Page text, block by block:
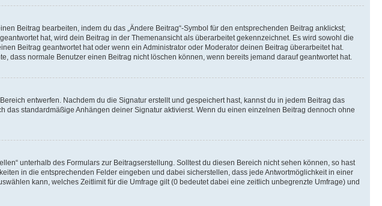
Beitrag bearbeiten, indem du das „Ändere Beitrag“-Symbol für den entsprechenden Beitrag anklickst;
hat, wird dein Beitrag in der Themenansicht als überarbeitet gekennzeichnet. Es wird sowohl die
Beitrag geantwortet hat oder wenn ein Administrator oder Moderator deinen Beitrag überarbeitet hat.
dass normale Benutzer einen Beitrag nicht löschen können, wenn bereits jemand darauf geantwortet hat.
entwerfen. Nachdem du die Signatur erstellt und gespeichert hast, kannst du in jedem Beitrag das
standardmäßige Anhängen deiner Signatur aktivierst. Wenn du einen einzelnen Beitrag dennoch ohne
unterhalb des Formulars zur Beitragserstellung. Solltest du diesen Bereich nicht sehen können, so hast
in die entsprechenden Felder eingeben und dabei sicherstellen, dass jede Antwortmöglichkeit in einer
kann, welches Zeitlimit für die Umfrage gilt (0 bedeutet dabei eine zeitlich unbegrenzte Umfrage) und